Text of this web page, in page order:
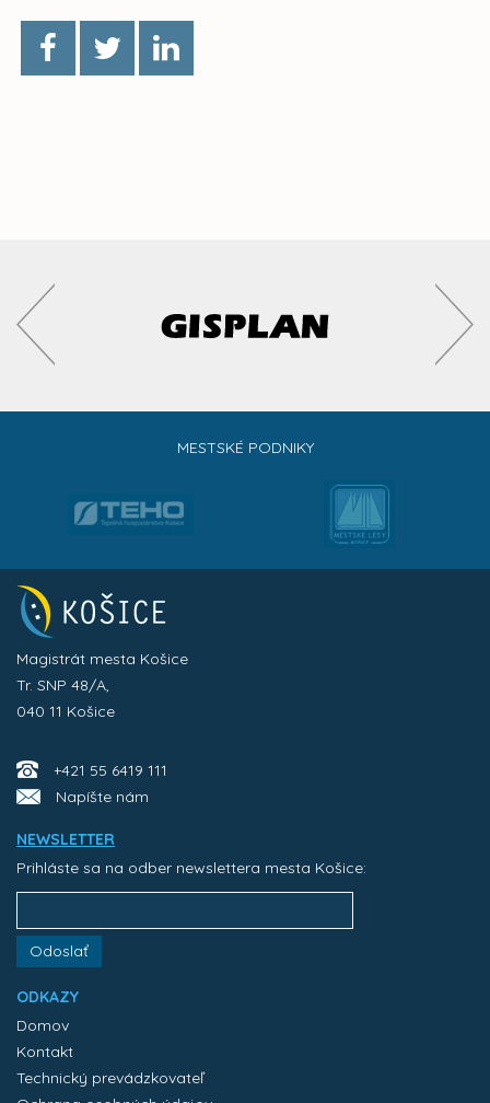
MESTSKÉ PODNIKY
Magistrát mesta Košice
Tr. SNP 48/A,
040 11 Košice
+421 55 6419 111
Napíšte nám
NEWSLETTER
Prihláste sa na odber newslettera mesta Košice:
Odoslať
ODKAZY
Domov
Kontakt
Technický prevádzkovateľ